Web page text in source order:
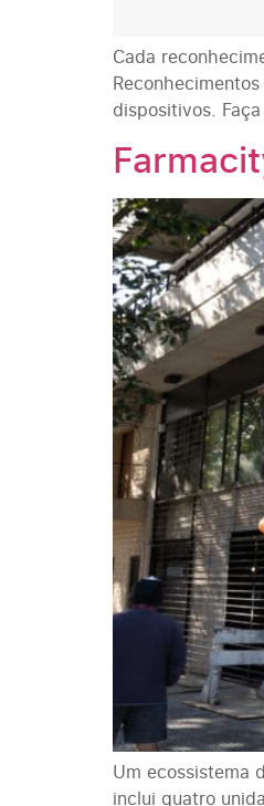
Cada
dispositivos.
Um ecossistema
inclui quatro